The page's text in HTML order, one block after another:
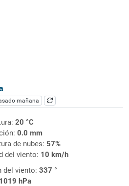
mañana
20 °C
0.0 mm
de nubes: 57%
del viento: 10 km/h
del viento: 337 °
1019 hPa